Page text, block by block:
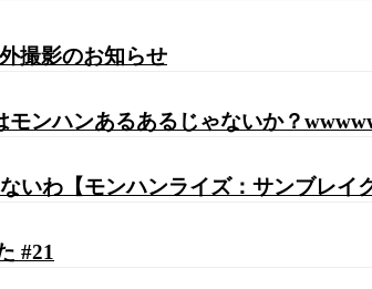
撮影のお知らせ
モンハンあるあるじゃないか？
いわ【モンハンライズ：サンブレイク
#21